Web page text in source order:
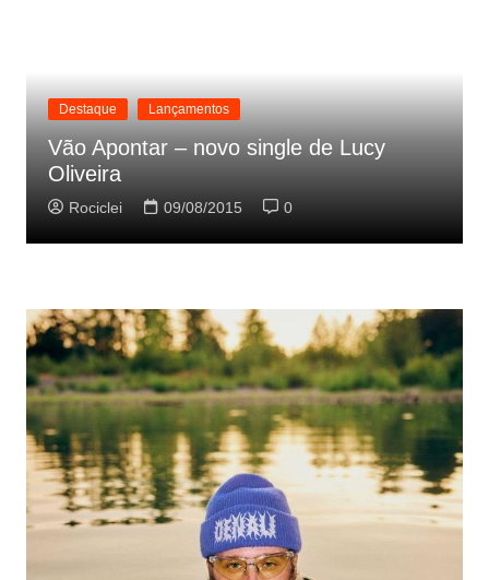
Destaque Lançamentos
Vão Apontar – novo single de Lucy
Oliveira
Rociclei 09/08/2015 0